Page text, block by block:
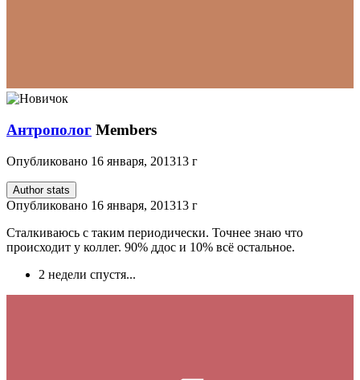
Антрополог Members
Опубликовано 16 января, 201313 г
Author stats
Опубликовано 16 января, 201313 г
Сталкиваюсь с таким периодически. Точнее знаю что
происходит у коллег. 90% ддос и 10% всё остальное.
2 недели спустя...